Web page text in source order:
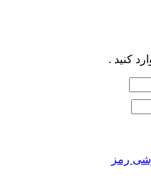
کنید .
رمز